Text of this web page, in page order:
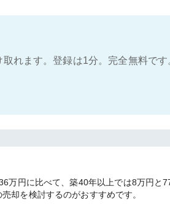
れます。登録は1分。完全無料です
万円に比べて、築40年以上では8万円と
却を検討するのがおすすめです。